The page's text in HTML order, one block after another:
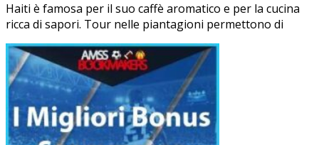
Haiti è famosa per il suo caffè aromatico e per la cucina
ricca di sapori. Tour nelle piantagioni permettono di